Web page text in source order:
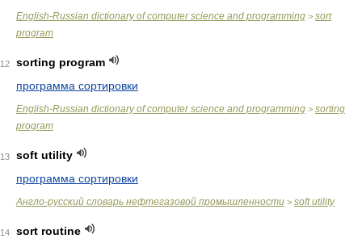
English-Russian dictionary of computer science and programming > sort
program
12
sorting program
программа сортировки
English-Russian dictionary of computer science and programming > sorting
program
13
soft utility
программа сортировки
Англо-русский словарь нефтегазовой промышленности > soft utility
14
sort routine